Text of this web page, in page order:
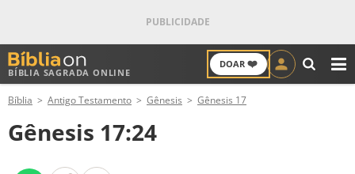
BÍBLIA SAGRADA ONLINE
DOAR ❤️
ANTIGO TESTAMENTO
NOVO TESTAMENTO
Bíblia Antigo Testamento Gênesis Gênesis 17
Gênesis 17:24